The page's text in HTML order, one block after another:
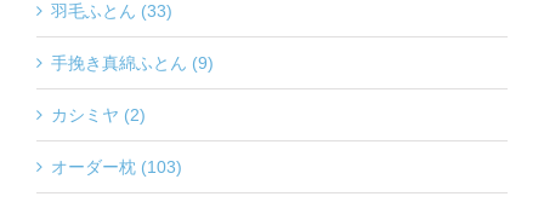
羽毛ふとん (33)
手挽き真綿ふとん (9)
カシミヤ (2)
オーダー枕 (103)